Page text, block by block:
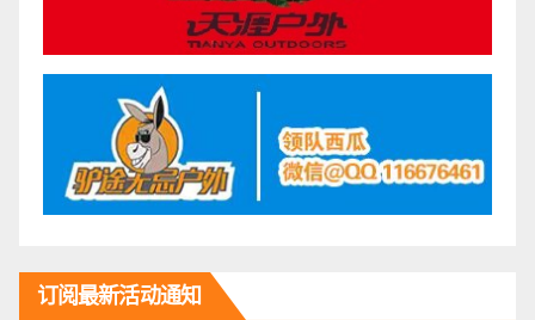
订阅最新活动通知